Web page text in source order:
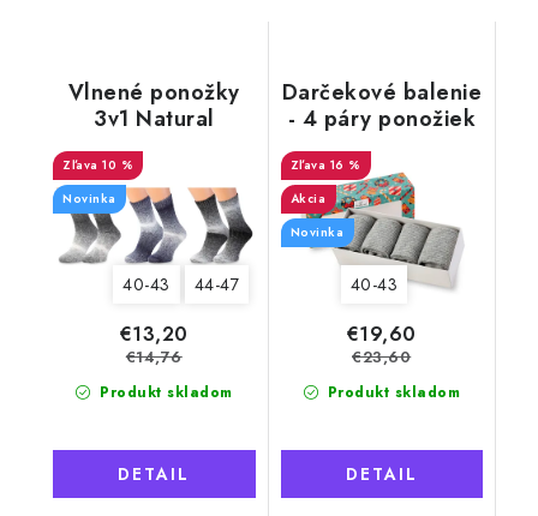
Vlnené ponožky
3v1 Natural
comfort, pánske 1
10 %
Novinka
40-43 44-47
Produkt skladom
€13,20
€14,76
DETAIL
Darčekové balenie
- 4 páry ponožiek
Merino Natural
Wool 6 pre mužov
16 %
Akcia
Novinka
40-43
Produkt skladom
€19,60
€23,60
DETAIL